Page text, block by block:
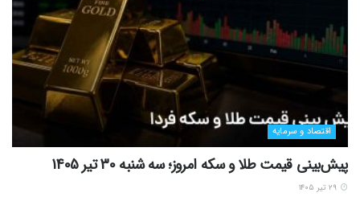
اقتصاد و سرمایه
پیش‌بینی قیمت طلا و سکه امروز؛ سه شنبه 30 تیر 1405